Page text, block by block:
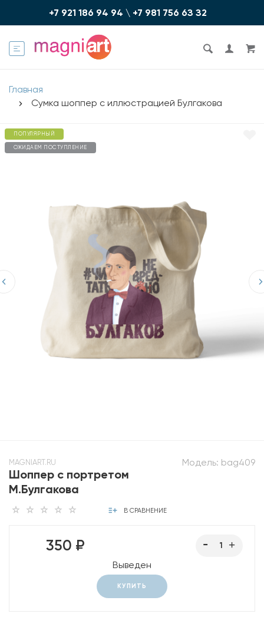
+7 921 186 94 94 \ +7 981 756 6З З2
Главная
Сумка шоппер с иллюстрацией Булгакова
ПОПУЛЯРНЫЙ
ОЖИДАЕМ ПОСТУПЛЕНИЕ
Модель: bag409
MAGNIART.RU
Шоппер с портретом
М.Булгакова
В СРАВНЕНИЕ
350 ₽
Выведен
КУПИТЬ